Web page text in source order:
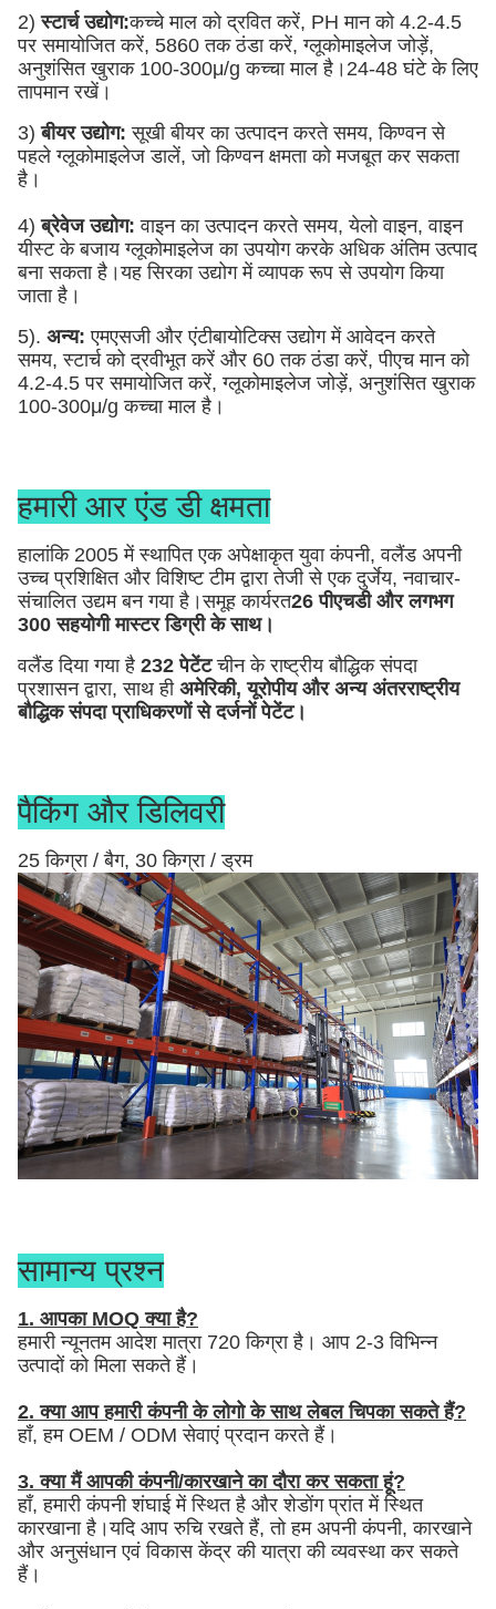
2)स्टार्च उद्योग:कच्चे माल को द्रवित करें, PH मान को 4.2-4.5
पर समायोजित करें, 5860 तक ठंडा करें, ग्लूकोमाइलेज जोड़ें,
अनुशंसित खुराक 100-300μ/g कच्चा माल है।24-48 घंटे के लिए
तापमान रखें।
3)बीयर उद्योग: सूखी बीयर का उत्पादन करते समय, किण्वन से
पहले ग्लूकोमाइलेज डालें, जो किण्वन क्षमता को मजबूत कर सकता
है।
4) ब्रेवेज उद्योग:वाइन का उत्पादन करते समय, येलो वाइन, वाइन
यीस्ट के बजाय ग्लूकोमाइलेज का उपयोग करके अधिक अंतिम उत्पाद
बना सकता है।यह सिरका उद्योग में व्यापक रूप से उपयोग किया
जाता है।
5). अन्य: एमएसजी और एंटीबायोटिक्स उद्योग में आवेदन करते
समय, स्टार्च को द्रवीभूत करें और 60 तक ठंडा करें, पीएच मान को
4.2-4.5 पर समायोजित करें, ग्लूकोमाइलेज जोड़ें, अनुशंसित खुराक
100-300μ/g कच्चा माल है।
हमारी आर एंड डी क्षमता
हालांकि 2005 में स्थापित एक अपेक्षाकृत युवा कंपनी, वलैंड अपनी
उच्च प्रशिक्षित और विशिष्ट टीम द्वारा तेजी से एक दुर्जेय, नवाचार-
संचालित उद्यम बन गया है।समूह कार्यरत26 पीएचडी और लगभग
300 सहयोगी मास्टर डिग्री के साथ।
वलैंड दिया गया है 232 पेटेंटचीन के राष्ट्रीय बौद्धिक संपदा
प्रशासन द्वारा, साथ ही अमेरिकी, यूरोपीय और अन्य अंतरराष्ट्रीय
बौद्धिक संपदा प्राधिकरणों से दर्जनों पेटेंट।
पैकिंग और डिलिवरी
25 किग्रा / बैग, 30 किग्रा / ड्रम
सामान्य प्रश्न
1. आपका MOQ क्या है?
हमारी न्यूनतम आदेश मात्रा 720 किग्रा है। आप 2-3 विभिन्न
उत्पादों को मिला सकते हैं।
2. क्या आप हमारी कंपनी के लोगो के साथ लेबल चिपका सकते हैं?
हाँ, हम OEM / ODM सेवाएं प्रदान करते हैं।
3. क्या मैं आपकी कंपनी/कारखाने का दौरा कर सकता हूं?
हाँ, हमारी कंपनी शंघाई में स्थित है और शेडोंग प्रांत में स्थित
कारखाना है।यदि आप रुचि रखते हैं, तो हम अपनी कंपनी, कारखाने
और अनुसंधान एवं विकास केंद्र की यात्रा की व्यवस्था कर सकते
हैं।